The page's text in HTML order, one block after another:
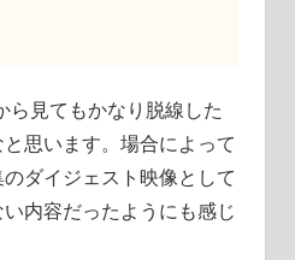
見てもかなり脱線した
思います。場合によって
ダイジェスト映像として
内容だったようにも感じ